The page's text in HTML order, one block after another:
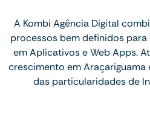
A Kombi Agência Digital
processos bem definidos
em Aplicativos e Web Apps.
crescimento em
das particularidades de